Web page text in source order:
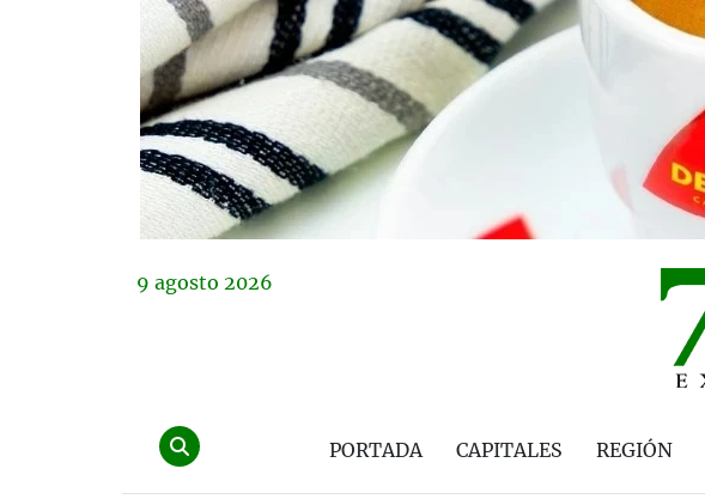
9 agosto 2026
PORTADA CAPITALES REGIÓN